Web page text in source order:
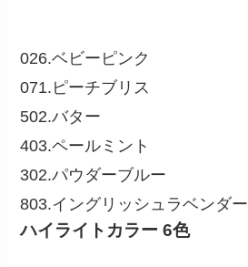
026.ベビーピンク
071.ピーチブリス
502.バター
403.ペールミント
302.パウダーブルー
803.イングリッシュラベンダー
ハイライトカラー 6色